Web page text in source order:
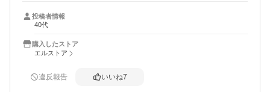
何度も言うようですが、かなりのハードワークです。指先
に力を入れることもたくさんありますが、こんなにしっか
り付くなら、もっと早く購入していればよかったと思いま
す。こちらのベース、薄く塗りましたが本当になんともな
ありがとうございました。またリピートすると思います。
投稿者情報
40代
購入したストア
エルストア
違反報告 いいね7